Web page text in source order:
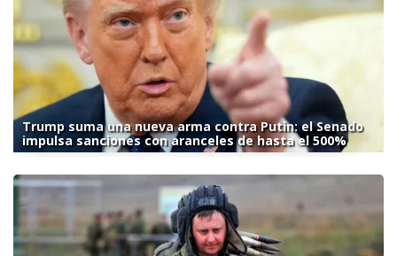
Trump suma una nueva arma contra Putin: el Senado
impulsa sanciones con aranceles de hasta el 500%